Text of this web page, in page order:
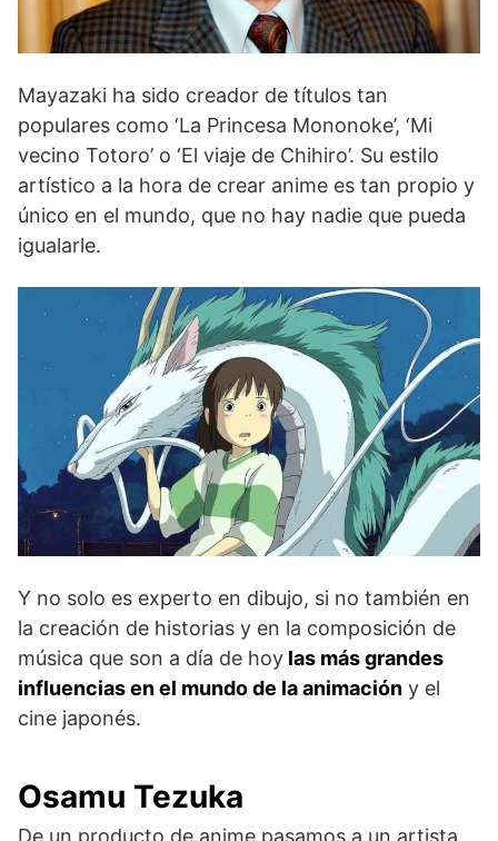
Mayazaki ha sido creador de títulos tan
populares como ‘La Princesa Mononoke’, ‘Mi
vecino Totoro’ o ‘El viaje de Chihiro’. Su estilo
artístico a la hora de crear anime es tan propio y
único en el mundo, que no hay nadie que pueda
igualarle.
Y no solo es experto en dibujo, si no también en
la creación de historias y en la composición de
música que son a día de hoy las más grandes
influencias en el mundo de la animación y el
cine japonés.
Osamu Tezuka
De un producto de anime pasamos a un artista